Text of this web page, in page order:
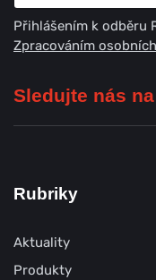
Přihlášením k odběru
Zpracováním
Sledujte nás
Rubriky
Aktuality
Produkty